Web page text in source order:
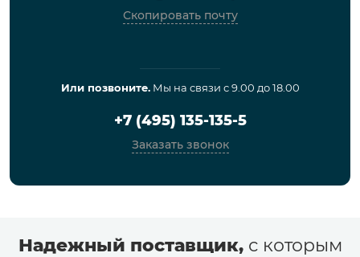
Скопировать почту
Или позвоните.Мы на связи с 9.00 до 18.00
+7 (495) 135-135-5
Заказать звонок
Надежный поставщик,с которым